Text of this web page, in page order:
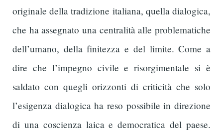
originale della tradizione italiana, quella dialogica,
che ha assegnato una centralità alle problematiche
dell’umano, della finitezza e del limite. Come a
dire che l’impegno civile e risorgimentale si è
saldato con quegli orizzonti di criticità che solo
l’esigenza dialogica ha reso possibile in direzione
di una coscienza laica e democratica del paese.